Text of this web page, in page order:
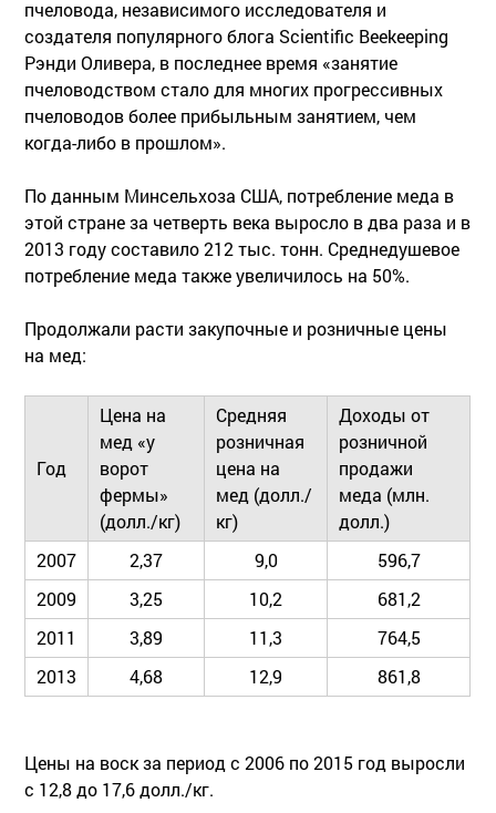
пчеловода, независимого исследователя и
создателя популярного блога Scientific Beekeeping
Рэнди Оливера, в последнее время «занятие
пчеловодством стало для многих прогрессивных
пчеловодов более прибыльным занятием, чем
когда-либо в прошлом».
По данным Минсельхоза США, потребление меда в
этой стране за четверть века выросло в два раза и в
2013 году составило 212 тыс. тонн. Среднедушевое
потребление меда также увеличилось на 50%.
Продолжали расти закупочные и розничные цены
на мед:
Год
Цена на
мед «у
ворот
фермы»
(долл./кг)
Средняя
розничная
цена на
мед (долл./
кг)
Доходы от
розничной
продажи
меда (млн.
долл.)
2007
2,37 9,0
596,7
2009
3,25 10,2
681,2
2011
3,89 11,3
764,5
2013
4,68 12,9 861,8
Цены на воск за период с 2006 по 2015 год выросли
с 12,8 до 17,6 долл./кг.